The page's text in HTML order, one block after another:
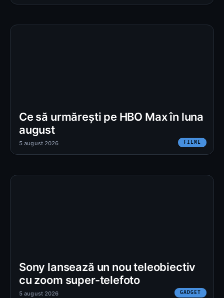
Ce să urmărești pe HBO Max în luna
august
FILME
5 august 2026
Sony lansează un nou teleobiectiv
cu zoom super-telefoto
GADGET
5 august 2026